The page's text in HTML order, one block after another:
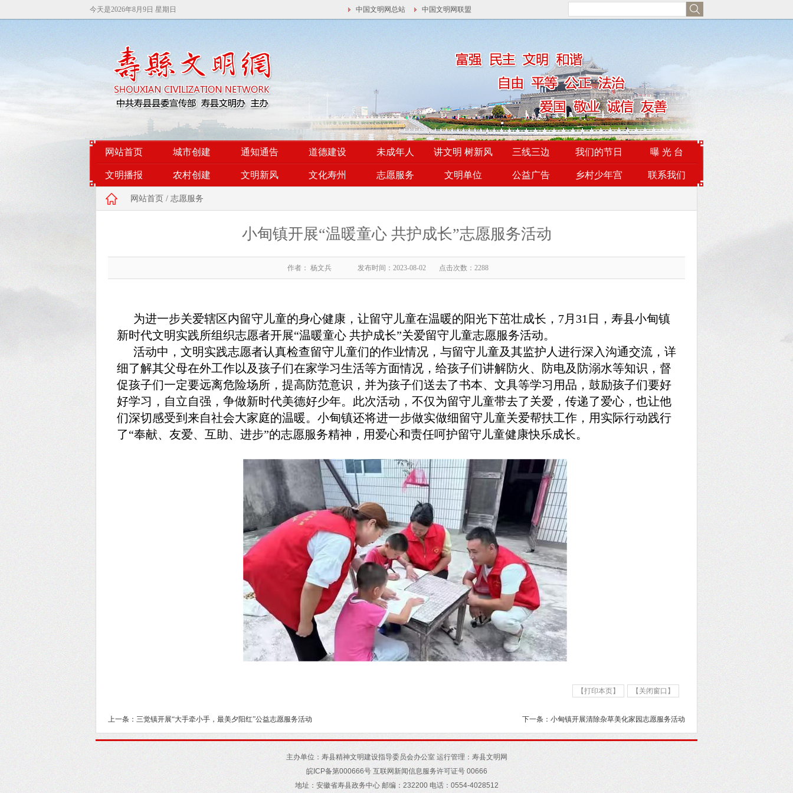
今天是2026年8月9日 星期日 中国文明网总站 中国文明网联盟
网站首页 城市创建 通知通告 道德建设 未成年人 讲文明 树新风 三线三边 我们的节日 曝 光 台
文明播报 农村创建 文明新风 文化寿州 志愿服务 文明单位 公益广告 乡村少年宫 联系我们
网站首页 / 志愿服务
小甸镇开展“温暖童心 共护成长”志愿服务活动
作者： 杨文兵 发布时间：2023-08-02 点击次数：2288
为进一步关爱辖区内留守儿童的身心健康，让留守儿童在温暖的阳光下茁壮成长，7月31日，寿县小甸镇
新时代文明实践所组织志愿者开展“温暖童心 共护成长”关爱留守儿童志愿服务活动。
活动中，文明实践志愿者认真检查留守儿童们的作业情况，与留守儿童及其监护人进行深入沟通交流，详
细了解其父母在外工作以及孩子们在家学习生活等方面情况，给孩子们讲解防火、防电及防溺水等知识，督
促孩子们一定要远离危险场所，提高防范意识，并为孩子们送去了书本、文具等学习用品，鼓励孩子们要好
好学习，自立自强，争做新时代美德好少年。此次活动，不仅为留守儿童带去了关爱，传递了爱心，也让他
们深切感受到来自社会大家庭的温暖。小甸镇还将进一步做实做细留守儿童关爱帮扶工作，用实际行动践行
了“奉献、友爱、互助、进步”的志愿服务精神，用爱心和责任呵护留守儿童健康快乐成长。
【打印本页】 【关闭窗口】
上一条：三觉镇开展“大手牵小手，最美夕阳红”公益志愿服务活动 下一条：小甸镇开展清除杂草美化家园志愿服务活动
主办单位：寿县精神文明建设指导委员会办公室 运行管理：寿县文明网
皖ICP备第000666号 互联网新闻信息服务许可证号 00666
地址 ： 安徽省寿县政务中心 邮编： 232200 电话： 0554-4028512